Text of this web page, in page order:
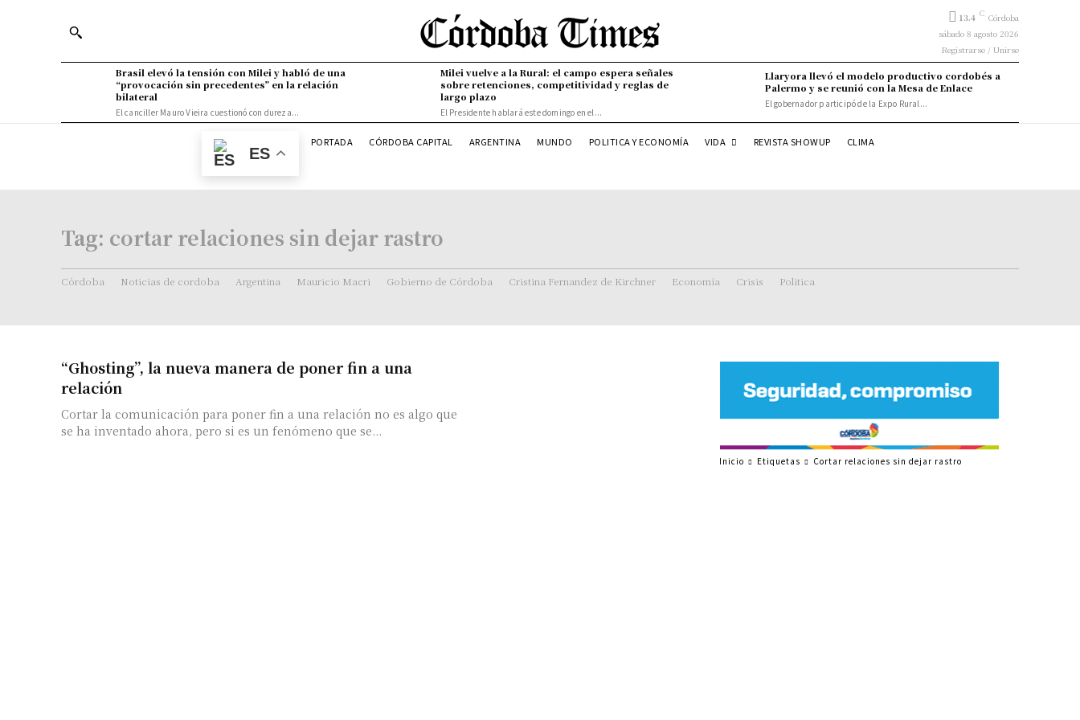
13.4 C Córdoba
sábado 8 agosto 2026
Registrarse / Unirse
Brasil elevó la tensión con Milei y habló de una
“provocación sin precedentes” en la relación
bilateral
El canciller Mauro Vieira cuestionó con dureza...
Milei vuelve a la Rural: el campo espera señales
sobre retenciones, competitividad y reglas de
largo plazo
El Presidente hablará este domingo en el...
Llaryora llevó el modelo productivo cordobés a
Palermo y se reunió con la Mesa de Enlace
El gobernador participó de la Expo Rural...
ES
PORTADA CÓRDOBA CAPITAL ARGENTINA MUNDO POLITICA Y ECONOMÍA VIDA REVISTA SHOWUP CLIMA
Tag: cortar relaciones sin dejar rastro
Córdoba Noticias de cordoba Argentina Mauricio Macri Gobierno de Córdoba Cristina Fernandez de Kirchner Economía Crisis Politica
“Ghosting”, la nueva manera de poner fin a una
relación
Cortar la comunicación para poner fin a una relación no es algo que
se ha inventado ahora, pero si es un fenómeno que se...
Inicio Etiquetas Cortar relaciones sin dejar rastro